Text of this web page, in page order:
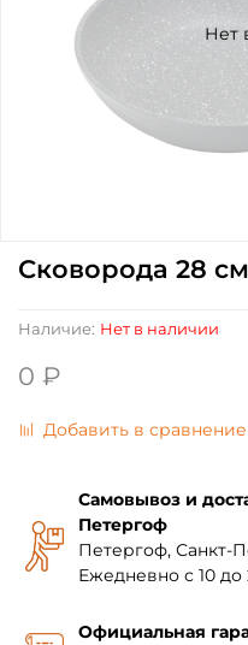
Нет
Наличие: Нет в наличии
Сковорода 28
0 ₽
Добавить в сравнение
Самовывоз и
Петергоф
Петергоф, Санкт-
Ежедневно с 10 до
Официальная